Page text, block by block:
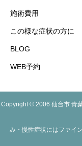
施術費用
この様な症状の方に
BLOG
WEB予約
Copyright © 2006 仙台市 青
み・慢性症状にはファイ